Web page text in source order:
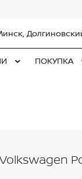
ПОКУПКА
Volkswagen